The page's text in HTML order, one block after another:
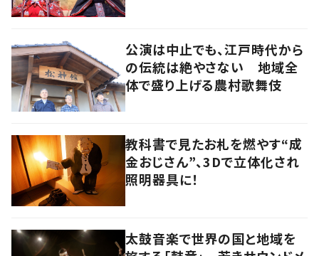
公演は中止でも、江戸時代から
の伝統は絶やさない 地域全
体で盛り上げる農村歌舞伎
教科書で見たお札を燃やす“成
金おじさん”、3Dで立体化され
照明器具に！
太鼓音楽で世界の国と地域を